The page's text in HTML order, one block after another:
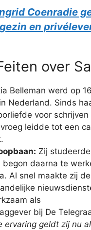
Coenradie
en
over
Belleman werd op
Nederland. Sinds
voor schrijven
leidde tot een
Zij studeerde
begon daarna te
Al snel maakte zij de
als
bij De
ervaring geldt zij nu